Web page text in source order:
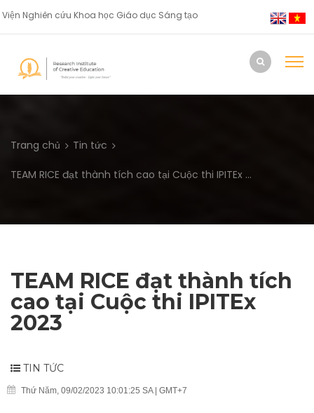
Viện Nghiên cứu Khoa học Giáo dục Sáng tạo
Trang chủ Tin tức
TEAM RICE đạt thành tích cao tại Cuộc thi IPITEx ...
TEAM RICE đạt thành tích
cao tại Cuộc thi IPITEx
2023
TIN TỨC
Thứ Năm, 09/02/2023 10:01:25 SA | GMT+7